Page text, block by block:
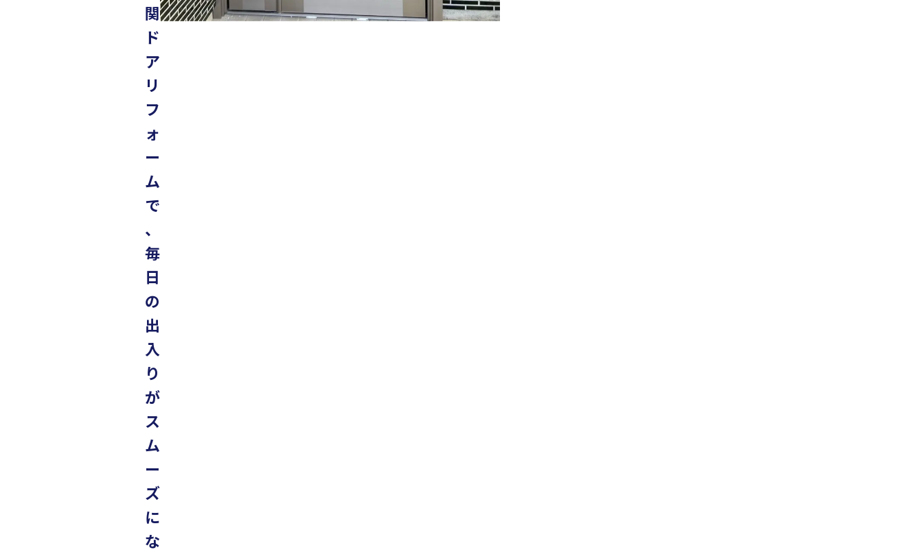
関
ド
ア
リ
フ
ォ
ー
ム
で
、
毎
日
の
出
入
り
が
ス
ム
ー
ズ
に
な